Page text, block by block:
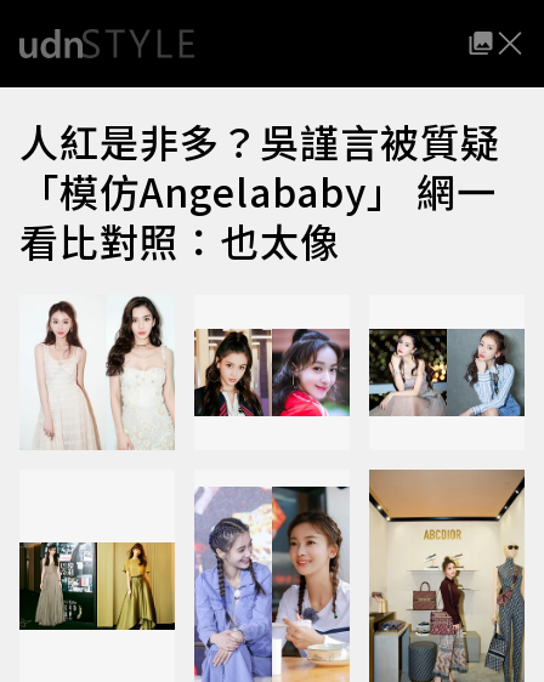
人紅是非多？吳謹言被質疑
「模仿Angelababy」 網一
看比對照：也太像